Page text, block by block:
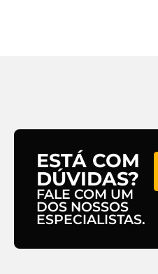
ESTÁ COM
DÚVIDAS?
FALE COM UM
DOS NOSSOS
ESPECIALISTAS.